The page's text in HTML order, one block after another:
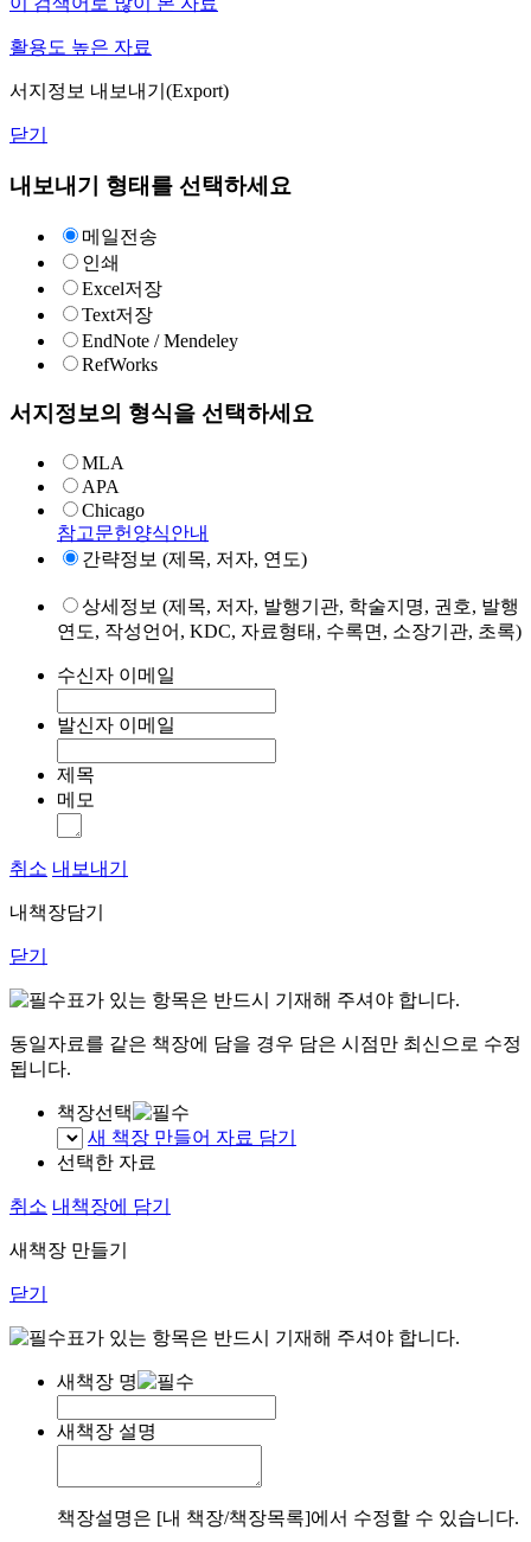
활용도 높은 자료
서지정보 내보내기(Export)
닫기
내보내기 형태를 선택하세요
메일전송
인쇄
Excel저장
Text저장
EndNote / Mendeley
RefWorks
서지정보의 형식을 선택하세요
MLA
APA
Chicago
참고문헌양식안내
간략정보 (제목, 저자, 연도)
상세정보 (제목, 저자, 발행기관, 학술지명, 권호, 발행
연도, 작성언어, KDC, 자료형태, 수록면, 소장기관, 초록)
수신자 이메일
발신자 이메일
제목
메모
취소 내보내기
내책장담기
닫기
표가 있는 항목은 반드시 기재해 주셔야 합니다.
동일자료를 같은 책장에 담을 경우 담은 시점만 최신으로 수정
됩니다.
책장선택
새 책장 만들어 자료 담기
선택한 자료
취소 내책장에 담기
새책장 만들기
닫기
표가 있는 항목은 반드시 기재해 주셔야 합니다.
새책장 명
새책장 설명
책장설명은 [내 책장/책장목록]에서 수정할 수 있습니다.